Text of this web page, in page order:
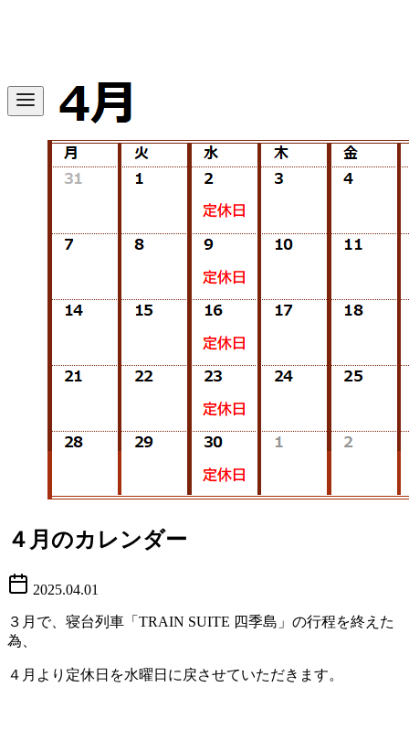
４月のカレンダー
2025.04.01
３月で、寝台列車「TRAIN SUITE 四季島」の行程を終えた
為、
４月より定休日を水曜日に戻させていただきます。